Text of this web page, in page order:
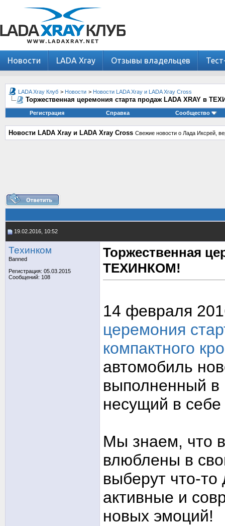
Новости LADA Xray Отзывы владельцев
LADA Xray Клуб > Новости > Новости LADA Xray и LADA Xray Cross
Торжественная церемония старта продаж LADA XRAY в
Регистрация Справка Сообщество
Новости LADA Xray и LADA Xray Cross Свежие новости о Лада Иксрей,
19.02.2016, 10:52
Техинком
Banned
Регистрация: 05.03.2015
Сообщений: 108
Торжественная
ТЕХИНКОМ!
14 февраля
церемония
компактного
автомобиль
выполненный
несущий в
Мы знаем, что
влюблены в
выберут что-
активные и
новых эмоций!